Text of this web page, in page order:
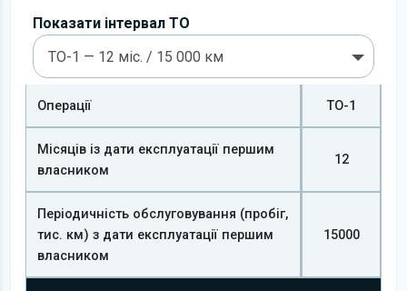
Показати інтервал ТО
ТО-1 — 12 міс. / 15 000 км
Операції ТО-1
Місяців із дати експлуатації першим
власником
12
Періодичність обслуговування (пробіг,
тис. км) з дати експлуатації першим
власником
15000